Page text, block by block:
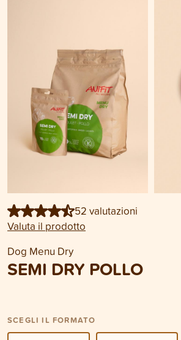
52 valutazioni
Valuta il prodotto
Dog Menu Dry
SEMI DRY POLLO
SCEGLI IL FORMATO